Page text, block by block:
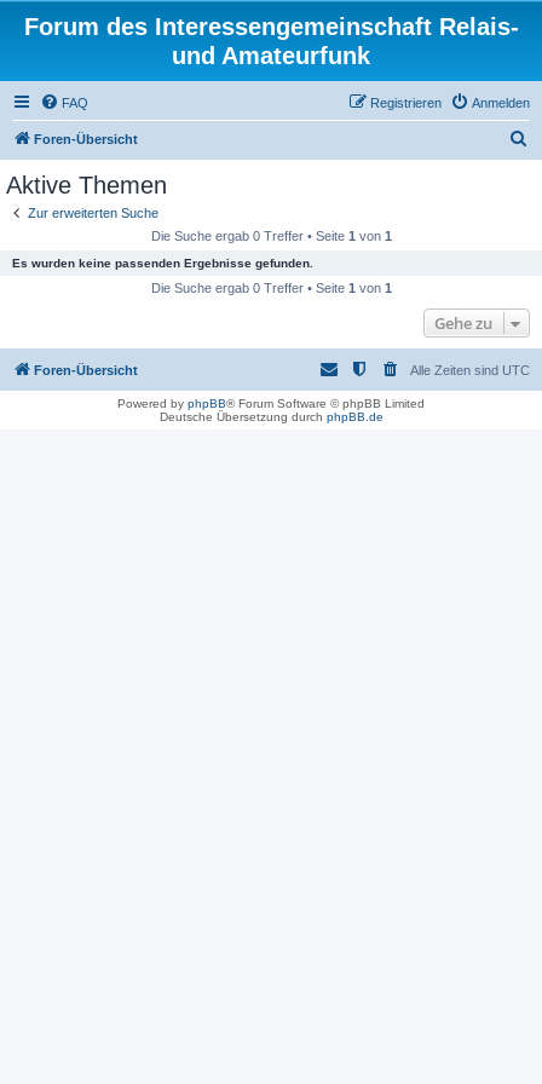
Forum des Interessengemeinschaft Relais-
und Amateurfunk
FAQ Anmelden
Registrieren
Foren-Übersicht
Aktive Themen
Zur erweiterten Suche
Die Suche ergab 0 Treffer • Seite 1 von 1
Es wurden keine passenden Ergebnisse gefunden.
Die Suche ergab 0 Treffer • Seite 1 von 1
Gehe zu
Foren-Übersicht Alle Zeiten sind UTC
Powered by phpBB® Forum Software © phpBB Limited
Deutsche Übersetzung durch phpBB.de